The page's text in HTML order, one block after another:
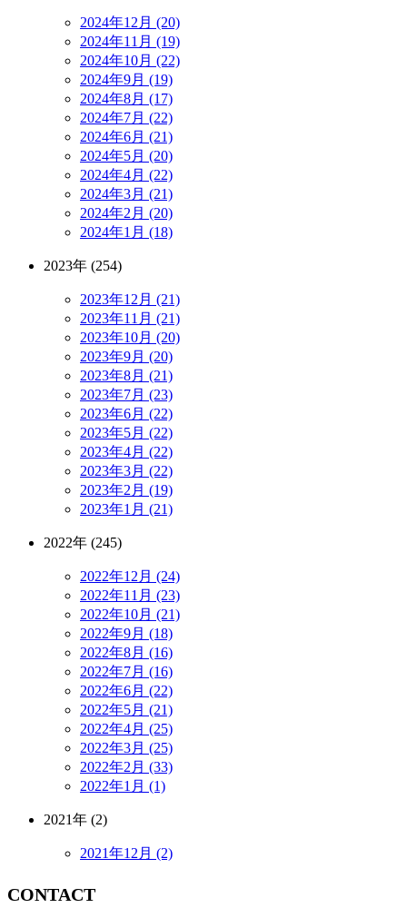
2024年12月 (20)
2024年11月 (19)
2024年10月 (22)
2024年9月 (19)
2024年8月 (17)
2024年7月 (22)
2024年6月 (21)
2024年5月 (20)
2024年4月 (22)
2024年3月 (21)
2024年2月 (20)
2024年1月 (18)
2023年 (254)
2023年12月 (21)
2023年11月 (21)
2023年10月 (20)
2023年9月 (20)
2023年8月 (21)
2023年7月 (23)
2023年6月 (22)
2023年5月 (22)
2023年4月 (22)
2023年3月 (22)
2023年2月 (19)
2023年1月 (21)
2022年 (245)
2022年12月 (24)
2022年11月 (23)
2022年10月 (21)
2022年9月 (18)
2022年8月 (16)
2022年7月 (16)
2022年6月 (22)
2022年5月 (21)
2022年4月 (25)
2022年3月 (25)
2022年2月 (33)
2022年1月 (1)
2021年 (2)
2021年12月 (2)
CONTACT